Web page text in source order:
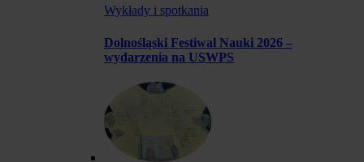
Wykłady i spotkania
Dolnośląski Festiwal Nauki 2026 –
wydarzenia na USWPS